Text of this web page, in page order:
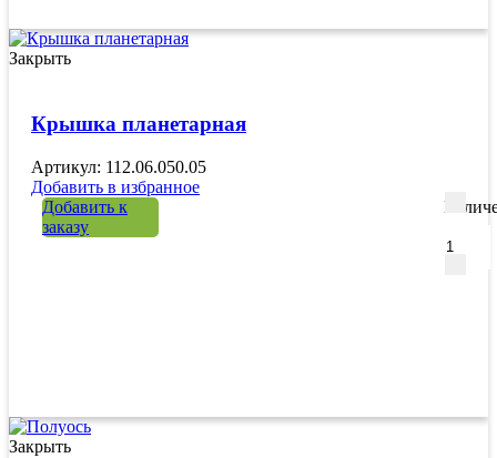
Закрыть
Крышка планетарная
Артикул: 112.06.050.05
Добавить в избранное
Добавить к
заказу
Закрыть